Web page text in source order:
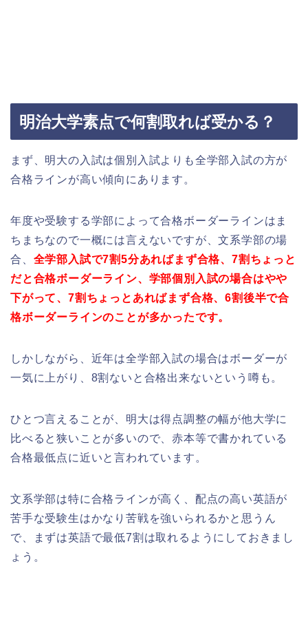
明治大学素点で何割取れば受かる？
まず、明大の入試は個別入試よりも全学部入試の方が
合格ラインが高い傾向にあります。
年度や受験する学部によって合格ボーダーラインはま
ちまちなので一概には言えないですが、文系学部の場
合、 全学部入試で7割5分あればまず合格、7割ちょっと
だと合格ボーダーライン、学部個別入試の場合はやや
下がって、7割ちょっとあればまず合格、6割後半で合
格ボーダーラインのことが多かったです。
しかしながら、近年は全学部入試の場合はボーダーが
一気に上がり、8割ないと合格出来ないという噂も。
ひとつ言えることが、明大は得点調整の幅が他大学に
比べると狭いことが多いので、赤本等で書かれている
合格最低点に近いと言われています。
文系学部は特に合格ラインが高く、配点の高い英語が
苦手な受験生はかなり苦戦を強いられるかと思うん
で、まずは英語で最低7割は取れるようにしておきまし
ょう。